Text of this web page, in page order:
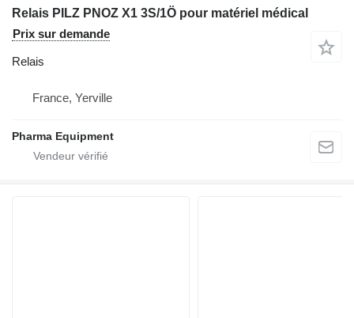
Relais PILZ PNOZ X1 3S/1Ö pour matériel médical
Prix sur demande
Relais
France, Yerville
Pharma Equipment